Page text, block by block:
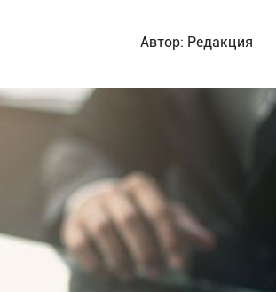
Автор: Редакция